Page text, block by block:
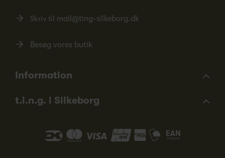
Skriv til mail@ting-silkeborg.dk
Besøg vores butik
Information
t.i.n.g. i Silkeborg